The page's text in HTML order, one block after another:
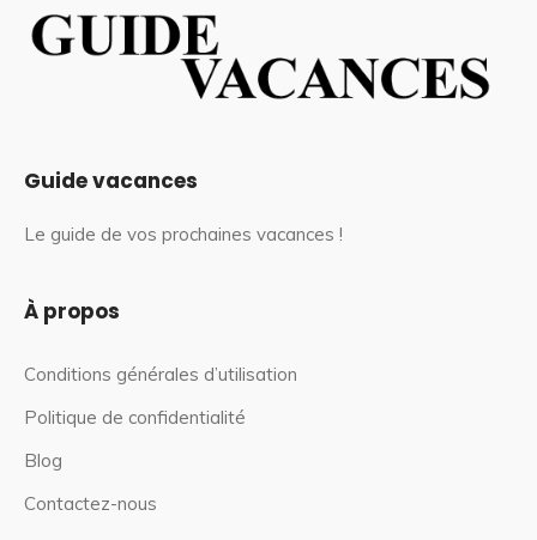
Guide vacances
Le guide de vos prochaines vacances !
À propos
Conditions générales d’utilisation
Politique de confidentialité
Blog
Contactez-nous